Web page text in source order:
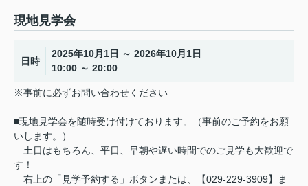
現地見学会
日時
2025年10月1日 ～ 2026年10月1日
10:00 ～ 20:00
※事前に必ずお問い合わせください
■現地見学会を随時受け付けております。（事前のご予約をお願
いします。）
土日はもちろん、平日、早朝や遅い時間でのご見学も大歓迎で
す！
右上の「見学予約する」ボタンまたは、【029-229-3909】ま